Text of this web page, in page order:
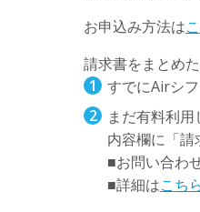
お申込み方法は
請求書をまとめ
すでにAirシ
まだ有料利
内容欄に「請
■お問い合わ
■詳細はこち